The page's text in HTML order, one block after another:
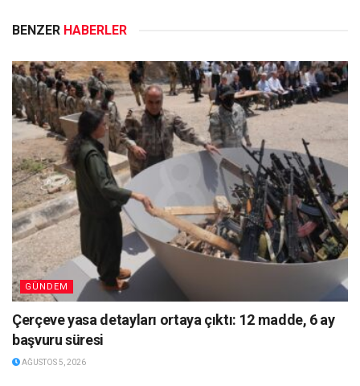
BENZER HABERLER
GÜNDEM
Çerçeve yasa detayları ortaya çıktı: 12 madde, 6 ay
başvuru süresi
AĞUSTOS 5, 2026